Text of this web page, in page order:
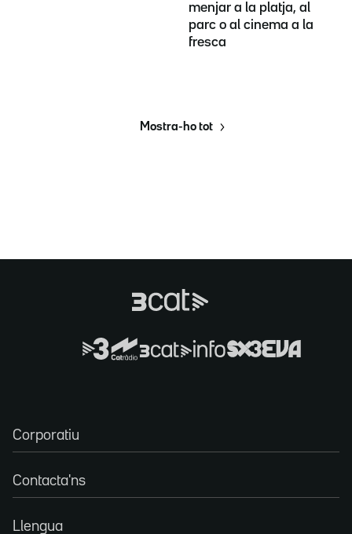
menjar a la platja, al
parc o al cinema a la
fresca
Mostra-ho tot
Corporatiu
Contacta'ns
Llengua